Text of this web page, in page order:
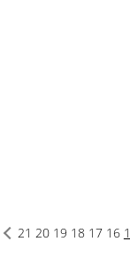
16
17
18
19
20
21